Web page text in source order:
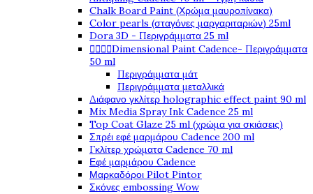
Chalk Board Paint (Χρώμα μαυροπίνακα)
Color pearls (σταγόνες μαργαριταριών) 25ml
Dora 3D - Περιγράμματα 25 ml
Dimensional Paint Cadence- Περιγράμματα
50 ml
Περιγράμματα μάτ
Περιγράμματα μεταλλικά
Διάφανο γκλίτερ holographic effect paint 90 ml
Mix Media Spray Ink Cadence 25 ml
Top Coat Glaze 25 ml (χρώμα για σκιάσεις)
Σπρέι εφέ μαρμάρου Cadence 200 ml
Γκλίτερ χρώματα Cadence 70 ml
Εφέ μαρμάρου Cadence
Μαρκαδόροι Pilot Pintor
Σκόνες embossing Wow